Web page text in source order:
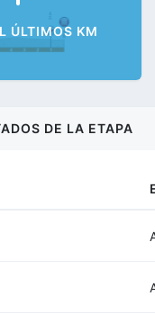
ÚLTIMOS KM
DE LA ETAPA